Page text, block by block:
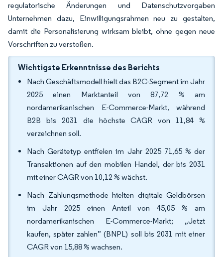
regulatorische Änderungen und Datenschutzvorgaben
Unternehmen dazu, Einwilligungsrahmen neu zu gestalten,
damit die Personalisierung wirksam bleibt, ohne gegen neue
Vorschriften zu verstoßen.
Wichtigste Erkenntnisse des Berichts
Nach Geschäftsmodell hielt das B2C-Segment im Jahr
2025 einen Marktanteil von 87,72 % am
nordamerikanischen E-Commerce-Markt, während
B2B bis 2031 die höchste CAGR von 11,84 %
verzeichnen soll.
Nach Gerätetyp entfielen im Jahr 2025 71,65 % der
Transaktionen auf den mobilen Handel, der bis 2031
mit einer CAGR von 10,12 % wächst.
Nach Zahlungsmethode hielten digitale Geldbörsen
im Jahr 2025 einen Anteil von 45,05 % am
nordamerikanischen E-Commerce-Markt; „Jetzt
kaufen, später zahlen” (BNPL) soll bis 2031 mit einer
CAGR von 15,88 % wachsen.